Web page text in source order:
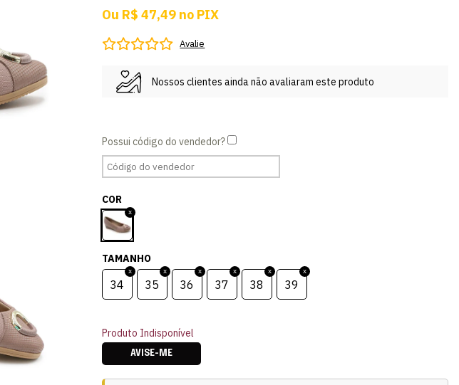
Ou R$ 47,49 no PIX
Avalie
Nossos clientes ainda não avaliaram este produto
COR
TAMANHO
34 35 36 37 38 39
Produto Indisponível
AVISE-ME